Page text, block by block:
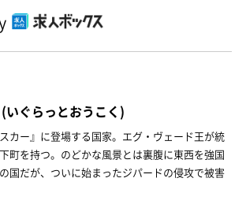
(いぐらっとおうこく)
カー』に登場する国家。エグ・ヴェード王が統
町を持つ。のどかな風景とは裏腹に東西を強国
国だが、ついに始まったジパードの侵攻で被害